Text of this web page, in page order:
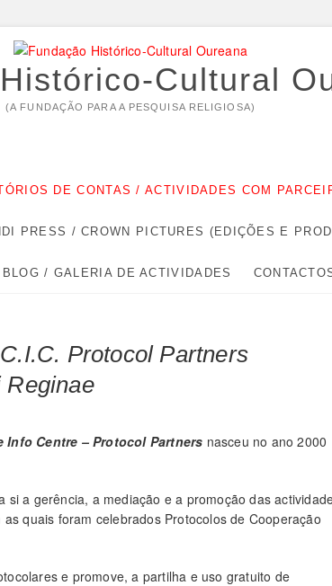
Cultural
(A FUNDAÇÃO PARA A PESQUISA RELIGIOSA)
DE CONTAS / ACTIVIDADES COM
PRESS / CROWN PICTURES (EDIÇÕES E
BLOG / GALERIA DE ACTIVIDADES
Protocol Partners
Reginae
Info Centre – Protocol Partners nasceu no ano 2000
a gerência, a mediação e a promoção das
quais foram celebrados Protocolos de Cooperação
e promove, a partilha e uso gratuito de